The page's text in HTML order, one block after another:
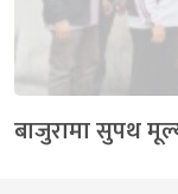
बाजुरामा सुपथ